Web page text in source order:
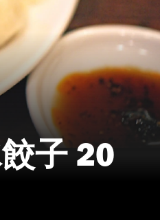
ウザ）葛西店
子 20